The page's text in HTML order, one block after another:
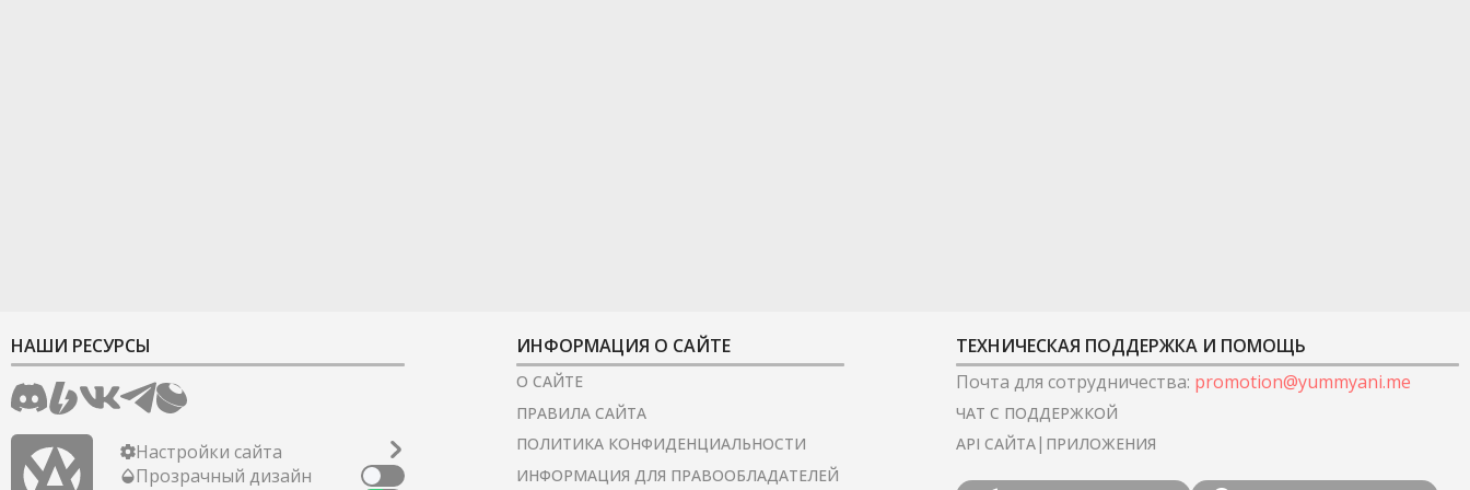
НАШИ РЕСУРСЫ
Настройки сайта
Прозрачный дизайн
ИНФОРМАЦИЯ О САЙТЕ
О САЙТЕ
ПРАВИЛА САЙТА
ПОЛИТИКА КОНФИДЕНЦИАЛЬНОСТИ
ИНФОРМАЦИЯ ДЛЯ ПРАВООБЛАДАТЕЛЕЙ
ТЕХНИЧЕСКАЯ ПОДДЕРЖКА И ПОМОЩЬ
Почта для сотрудничества: promotion@yummyani.me
ЧАТ С ПОДДЕРЖКОЙ
API САЙТА| ПРИЛОЖЕНИЯ